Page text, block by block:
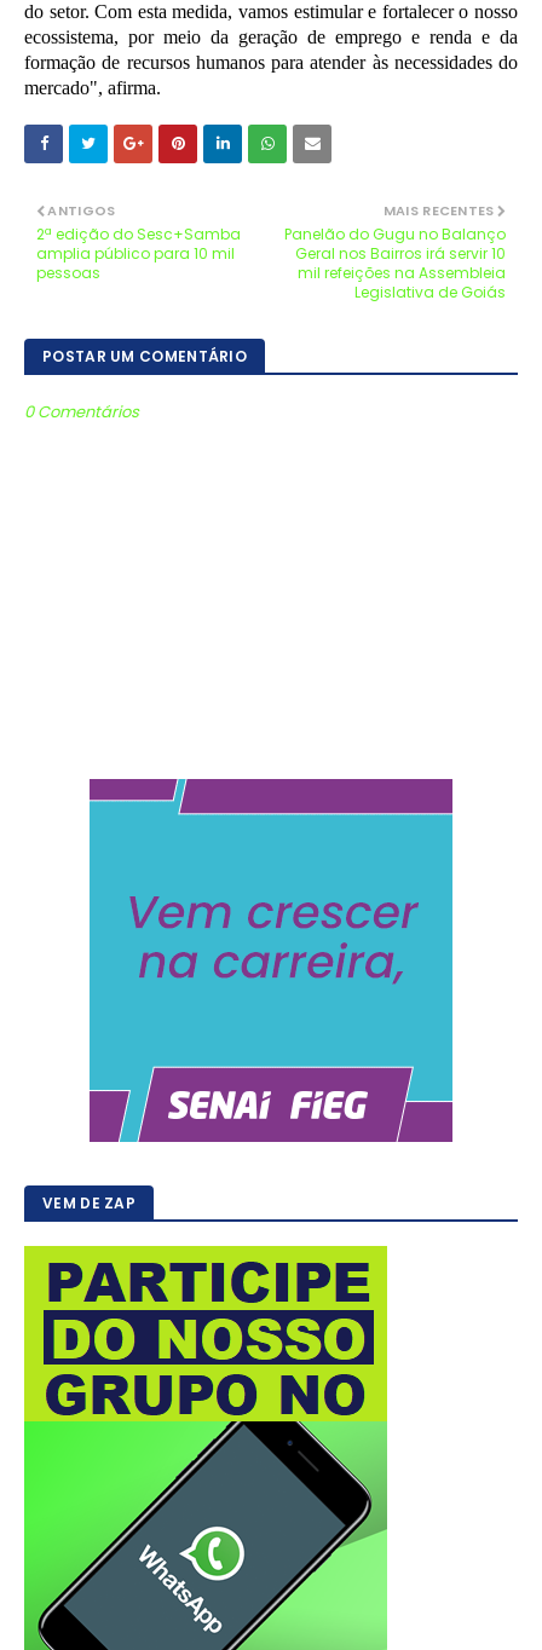
do setor. Com esta medida, vamos estimular e fortalecer o nosso
ecossistema, por meio da geração de emprego e renda e da
formação de recursos humanos para atender às necessidades do
mercado", afirma.
MAIS RECENTES
Panelão do Gugu no Balanço
Geral nos Bairros irá servir 10
mil refeições na Assembleia
Legislativa de Goiás
ANTIGOS
2ª edição do Sesc+Samba
amplia público para 10 mil
pessoas
POSTAR UM COMENTÁRIO
0 Comentários
VEM DE ZAP